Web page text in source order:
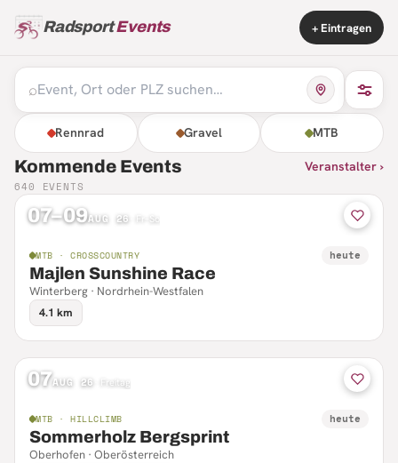
RadsportEvents + Eintragen
⌕
Rennrad Gravel MTB
Kommende Events Veranstalter ›
640 EVENTS
07–09AUG 26 Fr–So
MTB · CROSSCOUNTRY heute
Majlen Sunshine Race
Winterberg · Nordrhein-Westfalen
4.1 km
07AUG 26 Freitag
MTB · HILLCLIMB heute
Sommerholz Bergsprint
Oberhofen · Oberösterreich